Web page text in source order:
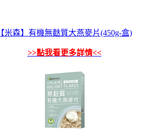
【米森】有機無麩質大燕麥片(450g-盒)
>>點我看更多詳情<<